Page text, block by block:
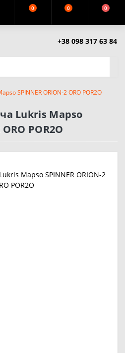
0 0 0
+38 098 317 63 84
SPINNER ORION-2 ORO POR2O
Lukris Mapso
POR2O